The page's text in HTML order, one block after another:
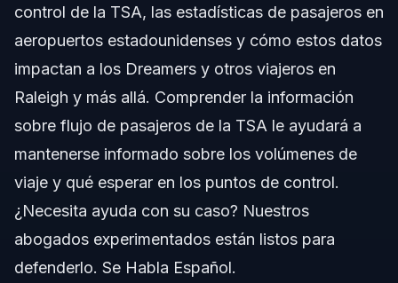
Uso de la Página de Volúmenes de la TSA
Cómo los Datos de la TSA Impactan la
Errores Comunes que Cometen los Viajeros
Cronología y Qué Esperar en los Puntos de
Control
Costos y Tarifas: Factores que Impactan el Precio
control de la TSA, las estadísticas de pasajeros en
aeropuertos estadounidenses y cómo estos datos
impactan a los Dreamers y otros viajeros en
Raleigh y más allá. Comprender la información
sobre flujo de pasajeros de la TSA le ayudará a
mantenerse informado sobre los volúmenes de
viaje y qué esperar en los puntos de control.
¿Necesita ayuda con su caso? Nuestros
abogados experimentados están listos para
defenderlo. Se Habla Español.